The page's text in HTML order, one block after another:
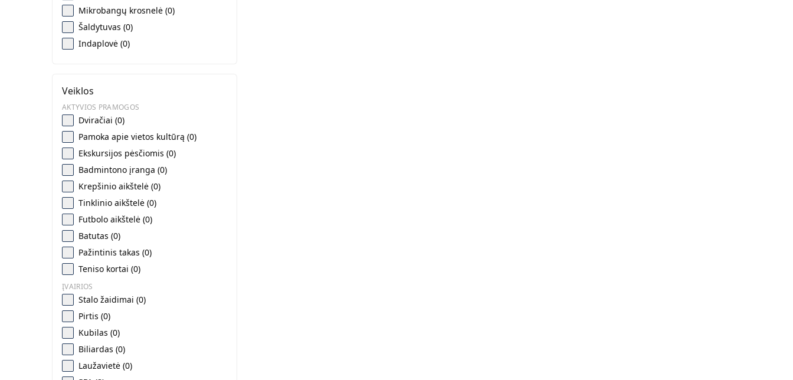
Mikrobangų krosnelė (0)
Šaldytuvas (0)
Indaplovė (0)
Veiklos
AKTYVIOS PRAMOGOS
Dviračiai (0)
Pamoka apie vietos kultūrą (0)
Ekskursijos pėsčiomis (0)
Badmintono įranga (0)
Krepšinio aikštelė (0)
Tinklinio aikštelė (0)
Futbolo aikštelė (0)
Batutas (0)
Pažintinis takas (0)
Teniso kortai (0)
ĮVAIRIOS
Stalo žaidimai (0)
Pirtis (0)
Kubilas (0)
Biliardas (0)
Laužavietė (0)